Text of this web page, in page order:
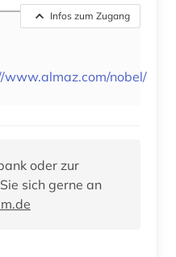
Infos zum Zugang
www.almaz.com/nobel/
oder zur
sich gerne an